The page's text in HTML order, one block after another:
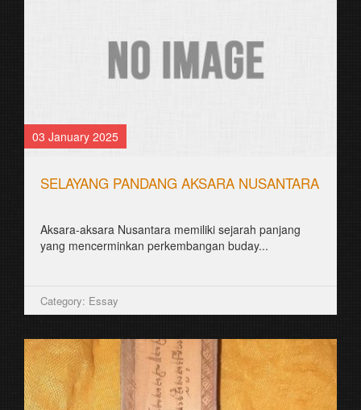
03 January 2025
SELAYANG PANDANG AKSARA NUSANTARA
Aksara-aksara Nusantara memiliki sejarah panjang
yang mencerminkan perkembangan buday...
Category: Essay